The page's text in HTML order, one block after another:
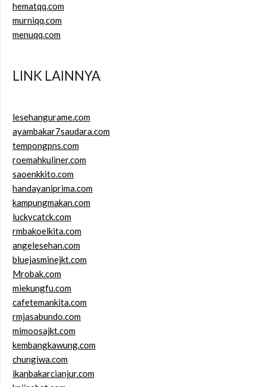
hematqq.com
murniqq.com
menuqq.com
LINK LAINNYA
lesehangurame.com
ayambakar7saudara.com
tempongpns.com
roemahkuliner.com
saoenkkito.com
handayaniprima.com
kampungmakan.com
luckycatck.com
rmbakoelkita.com
angelesehan.com
bluejasminejkt.com
Mrobak.com
miekungfu.com
cafetemankita.com
rmjasabundo.com
mimoosajkt.com
kembangkawung.com
chungiwa.com
ikanbakarcianjur.com